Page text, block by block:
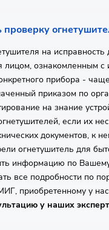
проверку
на исправность
лицом, ознакомленным с
прибора -
приказом по
на знание
если их
документов, к
огнетушитель для
информацию по Вашему
все подробности по
приобретенному у
у наших